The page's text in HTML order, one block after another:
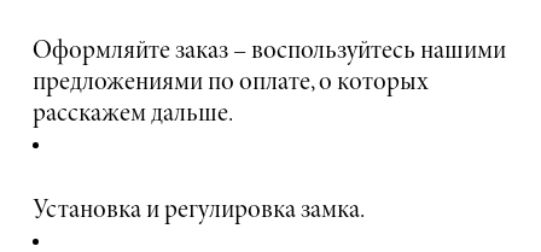
Оформляйте заказ – воспользуйтесь нашими
предложениями по оплате, о которых
расскажем дальше.
Установка и регулировка замка.